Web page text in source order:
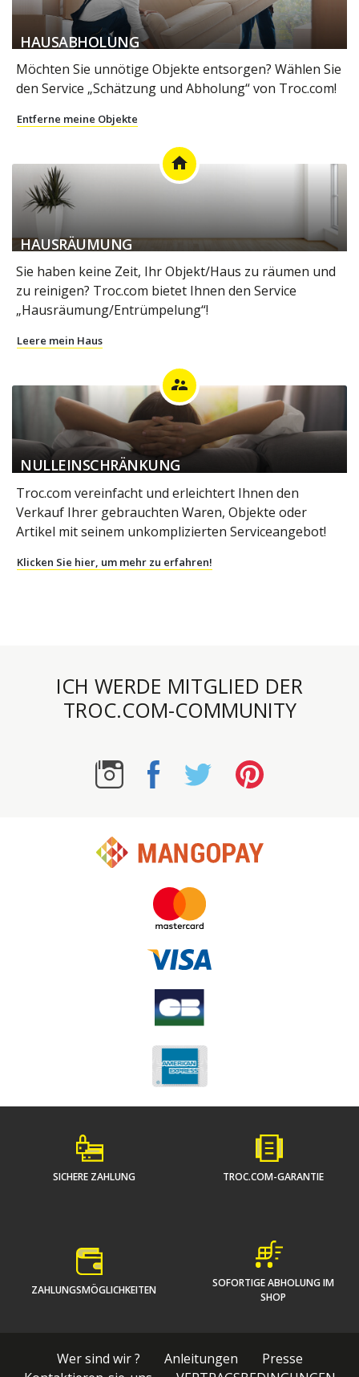
HAUSABHOLUNG
Möchten Sie unnötige Objekte entsorgen? Wählen Sie
den Service „Schätzung und Abholung“ von Troc.com!
Entferne meine Objekte
home
HAUSRÄUMUNG
Sie haben keine Zeit, Ihr Objekt/Haus zu räumen und
zu reinigen? Troc.com bietet Ihnen den Service
„Hausräumung/Entrümpelung“!
Leere mein Haus
supervisor_account
NULLEINSCHRÄNKUNG
Troc.com vereinfacht und erleichtert Ihnen den
Verkauf Ihrer gebrauchten Waren, Objekte oder
Artikel mit seinem unkomplizierten Serviceangebot!
Klicken Sie hier, um mehr zu erfahren!
ICH WERDE MITGLIED DER
TROC.COM-COMMUNITY
SICHERE ZAHLUNG TROC.COM-GARANTIE
ZAHLUNGSMÖGLICHKEITEN
SOFORTIGE ABHOLUNG IM
SHOP
Wer sind wir ? Anleitungen
Presse